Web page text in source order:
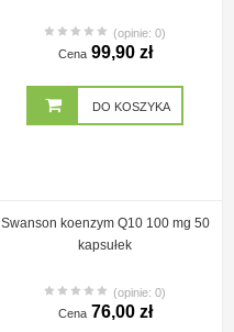
(opinie: 0)
Cena 99,90 zł
DO KOSZYKA
Swanson koenzym Q10 100 mg 50
kapsułek
(opinie: 0)
Cena 76,00 zł